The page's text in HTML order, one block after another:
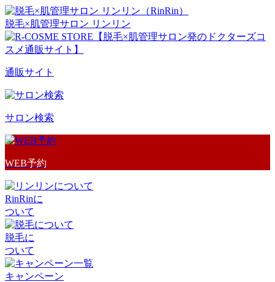
脱毛×肌管理サロン リンリン
通販サイト
サロン検索
WEB予約
RinRinに
ついて
脱毛に
ついて
キャンペーン